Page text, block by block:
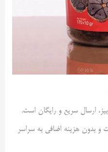
ارسال سریع و رایگان است.
بدون هزینه اضافی به سراسر